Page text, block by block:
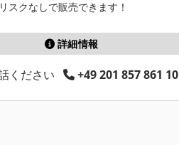
スクなしで販売できます！
詳細情報
ください +49 201 857 861 10